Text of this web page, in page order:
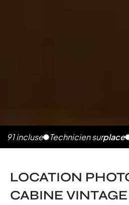
Technicien surplace
LOCATION
CABINE